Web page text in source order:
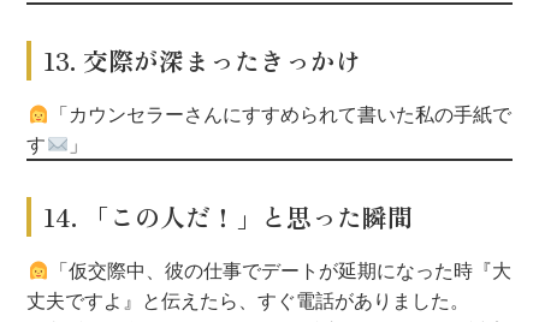
13. 交際が深まったきっかけ
「カウンセラーさんにすすめられて書いた私の手紙で
す
」
14. 「この人だ！」と思った瞬間
「仮交際中、彼の仕事でデートが延期になった時『大
丈夫ですよ』と伝えたら、すぐ電話がありました。